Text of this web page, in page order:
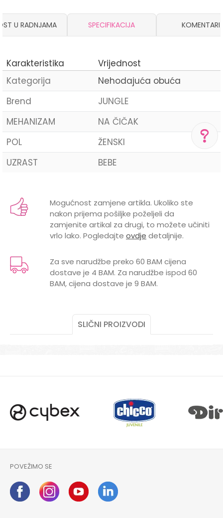
Radno vreme
Pon-Subota: 09:00-
15:00h
aksaonlinebih@aksabih.ba
U RADNJAMA SPECIFIKACIJA KOMENTARI
Karakteristika
Vrijednost
Kategorija
Nehodajuća obuća
Brend
JUNGLE
MEHANIZAM
NA ČIČAK
POL
ŽENSKI
UZRAST
BEBE
Email
Mogućnost zamjene artikla. Ukoliko ste
nakon prijema pošiljke poželjeli da
zamjenite artikal za drugi, to možete učiniti
vrlo lako. Pogledajte ovdje detaljnije.
Za sve narudžbe preko 60 BAM cijena
dostave je 4 BAM. Za narudžbe ispod 60
BAM, cijena dostave je 9 BAM.
SLIČNI PROIZVODI
POVEŽIMO SE